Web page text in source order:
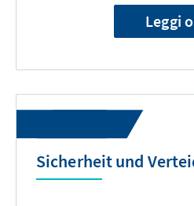
Leggi
Sicherheit und